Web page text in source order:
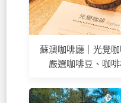
蘇澳咖啡廳｜光覺
嚴選咖啡豆、咖